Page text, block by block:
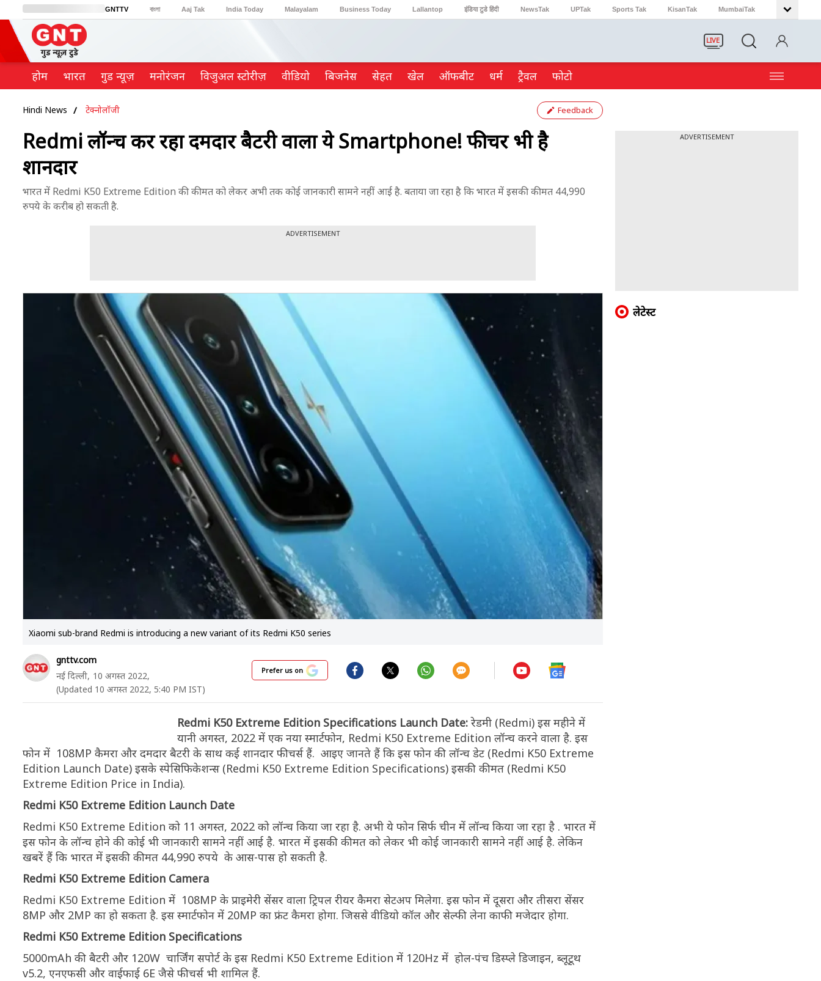
GNTTV বাংলা Aaj Tak India Today Malayalam Business Today Lallantop इंडिया टुडे हिंदी NewsTak UPTak Sports Tak KisanTak MumbaiTak
BT Bazaar Cosmopolitan
LIVE
होम भारत गुड न्यूज़ मनोरंजन विजुअल स्टोरीज़ वीडियो ब‍िजनेस सेहत खेल ऑफबीट धर्म ट्रैवल फोटो
Hindi News टेक्नोलॉजी Feedback
Redmi लॉन्च कर रहा दमदार बैटरी वाला ये Smartphone! फीचर भी है
शानदार
भारत में Redmi K50 Extreme Edition की कीमत को लेकर अभी तक कोई जानकारी सामने नहीं आई है. बताया जा रहा है कि भारत में इसकी कीमत 44,990
रुपये के करीब हो सकती है.
ADVERTISEMENT
Xiaomi sub-brand Redmi is introducing a new variant of its Redmi K50 series
gnttv.com
नई दिल्ली, 10 अगस्त 2022,
(Updated 10 अगस्त 2022, 5:40 PM IST)
Prefer us on
Redmi K50 Extreme Edition Specifications Launch Date:रेडमी (Redmi) इस महीने में
यानी अगस्त, 2022 में एक नया स्मार्टफोन, Redmi K50 Extreme Edition लॉन्च करने वाला है. इस
फोन में 108MP कैमरा और दमदार बैटरी के साथ कई शानदार फीचर्स हैं. आइए जानते हैं कि इस फोन की लॉन्च डेट (Redmi K50 Extreme
Edition Launch Date) इसके स्पेसिफिकेशन्स (Redmi K50 Extreme Edition Specifications) इसकी कीमत (Redmi K50
Extreme Edition Price in India).
Redmi K50 Extreme Edition Launch Date
Redmi K50 Extreme Edition को 11 अगस्त, 2022 को लॉन्च किया जा रहा है. अभी ये फोन सिर्फ चीन में लॉन्च किया जा रहा है . भारत में
इस फोन के लॉन्च होने की कोई भी जानकारी सामने नहीं आई है. भारत में इसकी कीमत को लेकर भी कोई जानकारी सामने नहीं आई है. लेकिन
खबरें हैं कि भारत में इसकी कीमत 44,990 रुपये के आस-पास हो सकती है.
Redmi K50 Extreme Edition Camera
Redmi K50 Extreme Edition में 108MP के प्राइमेरी सेंसर वाला ट्रिपल रीयर कैमरा सेटअप मिलेगा. इस फोन में दूसरा और तीसरा सेंसर
8MP और 2MP का हो सकता है. इस स्मार्टफोन में 20MP का फ्रंट कैमरा होगा. जिससे वीडियो कॉल और सेल्फी लेना काफी मजेदार होगा.
Redmi K50 Extreme Edition Specifications
5000mAh की बैटरी और 120W चार्जिंग सपोर्ट के इस Redmi K50 Extreme Edition में 120Hz में होल-पंच डिस्प्ले डिजाइन, ब्लूटूथ
v5.2, एनएफसी और वाईफाई 6E जैसे फीचर्स भी शामिल हैं.
ADVERTISEMENT
लेटेस्ट